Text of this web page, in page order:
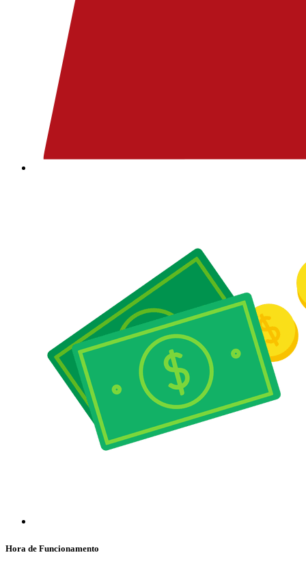
Hora de Funcionamento